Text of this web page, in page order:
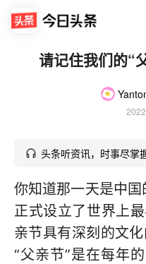
请记住我们的
头条听资讯，时事尽掌
你知道那一天是中
正式设立了世界上
亲节具有深刻的文
“父亲节”是在每年